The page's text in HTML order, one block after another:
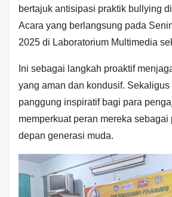
bertajuk antisipasi praktik bullying
Acara yang berlangsung pada
2025 di Laboratorium Multimedia
Ini sebagai langkah proaktif
yang aman dan kondusif. Sekaligus
panggung inspiratif bagi para
memperkuat peran mereka sebagai
depan generasi muda.